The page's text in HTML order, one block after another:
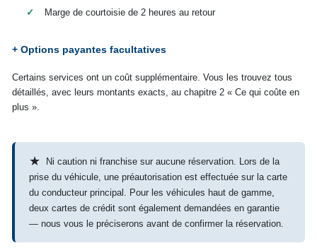
✓
Marge de courtoisie de 2 heures au retour
+ Options payantes facultatives
Certains services ont un coût supplémentaire. Vous les trouvez tous
détaillés, avec leurs montants exacts, au chapitre 2 « Ce qui coûte en
plus ».
★
Ni caution ni franchise sur aucune réservation. Lors de la
prise du véhicule, une préautorisation est effectuée sur la carte
du conducteur principal. Pour les véhicules haut de gamme,
deux cartes de crédit sont également demandées en garantie
— nous vous le préciserons avant de confirmer la réservation.